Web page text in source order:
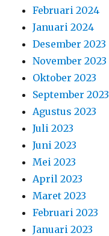
Februari 2024
Januari 2024
Desember 2023
November 2023
Oktober 2023
September 2023
Agustus 2023
Juli 2023
Juni 2023
Mei 2023
April 2023
Maret 2023
Februari 2023
Januari 2023